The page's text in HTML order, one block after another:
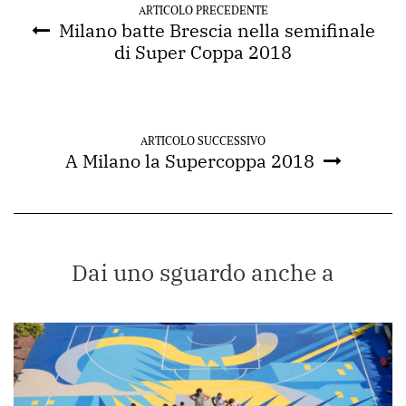
ARTICOLO PRECEDENTE
Milano batte Brescia nella semifinale
di Super Coppa 2018
ARTICOLO SUCCESSIVO
A Milano la Supercoppa 2018
Dai uno sguardo anche a